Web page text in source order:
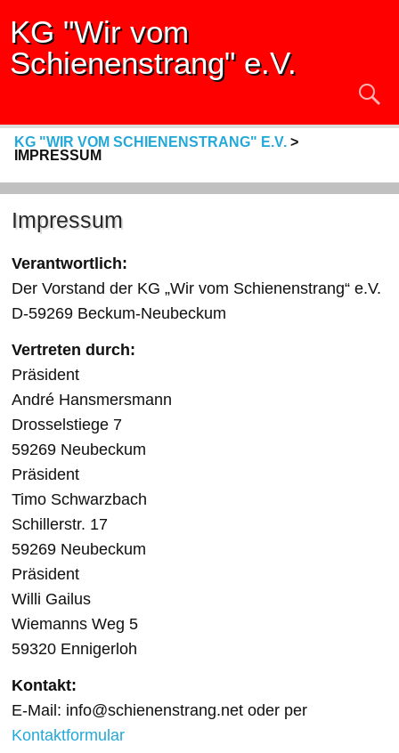
KG "Wir vom
Schienenstrang" e.V.
KG "WIR VOM SCHIENENSTRANG" E.V.>
IMPRESSUM
Impressum
Verantwortlich:
Der Vorstand der KG „Wir vom Schienenstrang“ e.V.
D-59269 Beckum-Neubeckum
Vertreten durch:
Präsident
André Hansmersmann
Drosselstiege 7
59269 Neubeckum
Präsident
Timo Schwarzbach
Schillerstr. 17
59269 Neubeckum
Präsident
Willi Gailus
Wiemanns Weg 5
59320 Ennigerloh
Kontakt:
E-Mail: info@schienenstrang.net oder per
Kontaktformular